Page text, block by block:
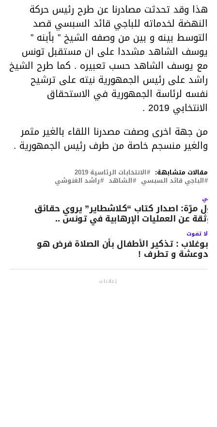
هذا وقد تحدثت مصادرنا عن طرح رئيس حركة
النهضة لخدماته للباجي قائد السبسي قصد
التوسط بينه و بين من وصفه الشيخ ” بأبنه ”
يوسف الشاهد مشددا على ان مستقبل تونس
مع يوسف الشاهد حسب تعبيره . كما طرح الشيخ
راشد على رئيس الجمهورية نيته على ترشيح
نفسه لرئاسة الجمهورية في الاستحقاق
الانتخابي 2019 .
من جهة اخرى وصفت مصدرنا اللقاء بالغير مثمر
والغير منسجم خاصة من طرف رئيس الجمهورية .
مقالات متشابهة: الانتخابات الرئاسية 2019
الباجي قائد السبسي الشاهد راشد الغنوشي
مرّة: اصدار كتاب “كلاشطاير” يروي حقائق
عن العمليات الإرهابية في تونس ..
لا تفوت
بوغلاب : تذكير الأطفال بأن الصلاة فرض هو
دوعشة و تطرف !
إعلانات